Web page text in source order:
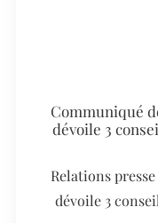
Communiqué
dévoile 3
Relations
dévoile 3